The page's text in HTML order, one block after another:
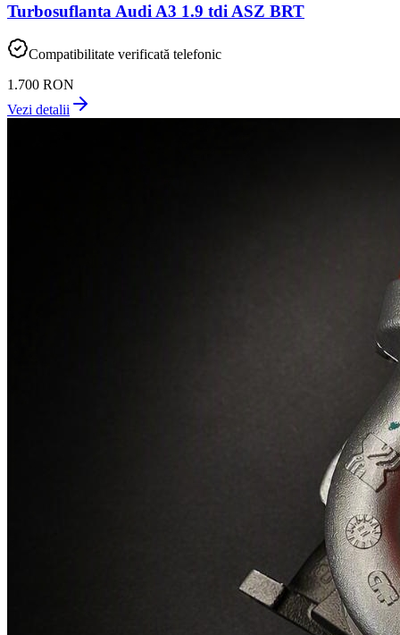
Turbosuflanta Audi A3 1.9 tdi ASZ BRT
Compatibilitate verificată telefonic
1.700 RON
Vezi detalii